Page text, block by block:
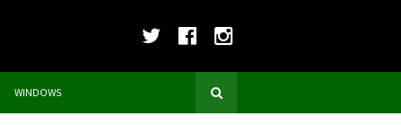
WINDOWS